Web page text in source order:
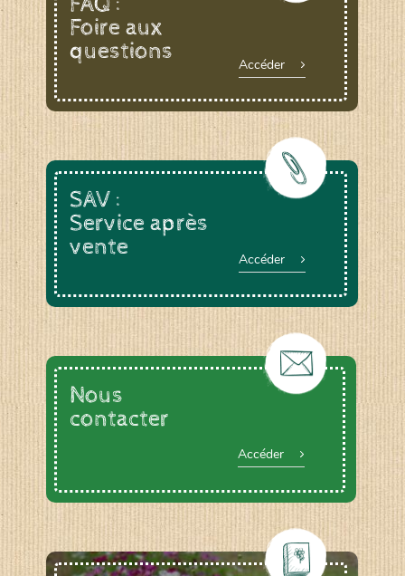
Le YOGA ou le BAIN DE GONG, animée par
Un ATELIER PRATIQUE ET THEORIQUE
autour du jardinage, biodynamie, la graine…
La RANDONNEE PEDESTRE pour profiter des
chemins bucoliques des environs
Et d’autres activités diverses : cuisine,
vannerie, inventaires sur notre domaine avec
un expert de la LPO, géobiologie…
Foire aux
questions
Accéder
SAV :
Service après
vente
Accéder
Nous
contacter
Accéder